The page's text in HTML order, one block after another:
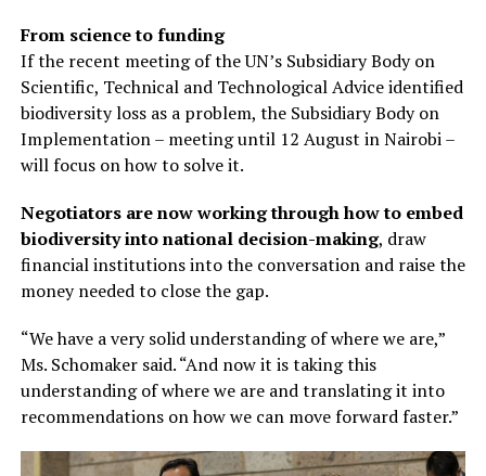
From science to funding
If the recent meeting of the UN’s Subsidiary Body on
Scientific, Technical and Technological Advice identified
biodiversity loss as a problem, the Subsidiary Body on
Implementation – meeting until 12 August in Nairobi –
will focus on how to solve it.
Negotiators are now working through how to embed
biodiversity into national decision-making, draw
financial institutions into the conversation and raise the
money needed to close the gap.
“We have a very solid understanding of where we are,”
Ms. Schomaker said. “And now it is taking this
understanding of where we are and translating it into
recommendations on how we can move forward faster.”